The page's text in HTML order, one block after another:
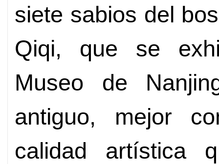
siete sabios del
Qiqi, que se
Museo de
antiguo, mejor
calidad artística